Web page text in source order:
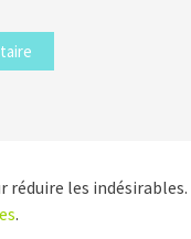
réduire les indésirables.
.